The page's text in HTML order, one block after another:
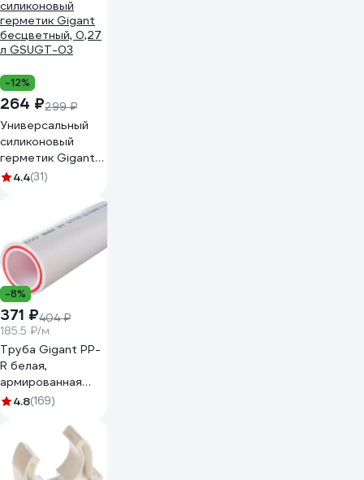
-12%
264 ₽299 ₽
Универсальный
силиконовый
герметик Gigant
бесцветный, 0,27
4.4(31)
-8%
371 ₽404 ₽
185.5 ₽/м
Труба Gigant PP-
R белая,
армированная
стекловолокном
32x4.4 мм, 2 м
GSG-13
4.8(169)